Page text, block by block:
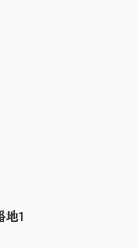
地1